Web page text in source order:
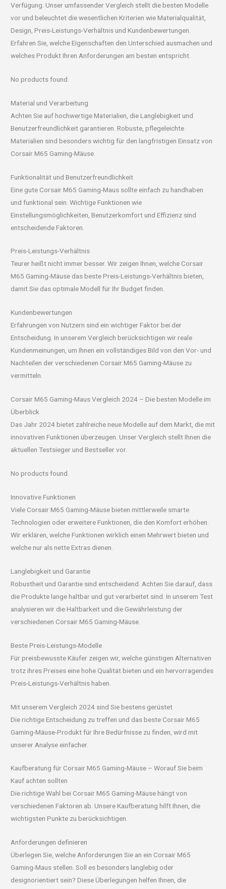
Verfügung. Unser umfassender Vergleich stellt die besten Modelle
vor und beleuchtet die wesentlichen Kriterien wie Materialqualität,
Design, Preis-Leistungs-Verhältnis und Kundenbewertungen.
Erfahren Sie, welche Eigenschaften den Unterschied ausmachen und
welches Produkt Ihren Anforderungen am besten entspricht.
No products found.
Material und Verarbeitung
Achten Sie auf hochwertige Materialien, die Langlebigkeit und
Benutzerfreundlichkeit garantieren. Robuste, pflegeleichte
Materialien sind besonders wichtig für den langfristigen Einsatz von
Corsair M65 Gaming-Mäuse.
Funktionalität und Benutzerfreundlichkeit
Eine gute Corsair M65 Gaming-Maus sollte einfach zu handhaben
und funktional sein. Wichtige Funktionen wie
Einstellungsmöglichkeiten, Benutzerkomfort und Effizienz sind
entscheidende Faktoren.
Preis-Leistungs-Verhältnis
Teurer heißt nicht immer besser. Wir zeigen Ihnen, welche Corsair
M65 Gaming-Mäuse das beste Preis-Leistungs-Verhältnis bieten,
damit Sie das optimale Modell für Ihr Budget finden.
Kundenbewertungen
Erfahrungen von Nutzern sind ein wichtiger Faktor bei der
Entscheidung. In unserem Vergleich berücksichtigen wir reale
Kundenmeinungen, um Ihnen ein vollständiges Bild von den Vor- und
Nachteilen der verschiedenen Corsair M65 Gaming-Mäuse zu
vermitteln.
Corsair M65 Gaming-Maus Vergleich 2024 – Die besten Modelle im
Überblick
Das Jahr 2024 bietet zahlreiche neue Modelle auf dem Markt, die mit
innovativen Funktionen überzeugen. Unser Vergleich stellt Ihnen die
aktuellen Testsieger und Bestseller vor.
No products found.
Innovative Funktionen
Viele Corsair M65 Gaming-Mäuse bieten mittlerweile smarte
Technologien oder erweitere Funktionen, die den Komfort erhöhen.
Wir erklären, welche Funktionen wirklich einen Mehrwert bieten und
welche nur als nette Extras dienen.
Langlebigkeit und Garantie
Robustheit und Garantie sind entscheidend. Achten Sie darauf, dass
die Produkte lange haltbar und gut verarbeitet sind. In unserem Test
analysieren wir die Haltbarkeit und die Gewährleistung der
verschiedenen Corsair M65 Gaming-Mäuse.
Beste Preis-Leistungs-Modelle
Für preisbewusste Käufer zeigen wir, welche günstigen Alternativen
trotz ihres Preises eine hohe Qualität bieten und ein hervorragendes
Preis-Leistungs-Verhältnis haben.
Mit unserem Vergleich 2024 sind Sie bestens gerüstet
Die richtige Entscheidung zu treffen und das beste Corsair M65
Gaming-Mäuse-Produkt für Ihre Bedürfnisse zu finden, wird mit
unserer Analyse einfacher.
Kaufberatung für Corsair M65 Gaming-Mäuse – Worauf Sie beim
Kauf achten sollten
Die richtige Wahl bei Corsair M65 Gaming-Mäuse hängt von
verschiedenen Faktoren ab. Unsere Kaufberatung hilft Ihnen, die
wichtigsten Punkte zu berücksichtigen.
Anforderungen definieren
Überlegen Sie, welche Anforderungen Sie an ein Corsair M65
Gaming-Maus stellen. Soll es besonders langlebig oder
designorientiert sein? Diese Überlegungen helfen Ihnen, die